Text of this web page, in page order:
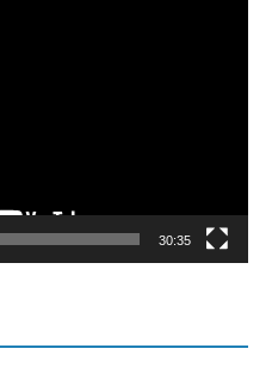
30:35